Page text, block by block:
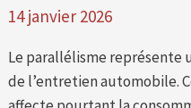
14 janvier 2026
Le parallélisme représente
de l’entretien automobile.